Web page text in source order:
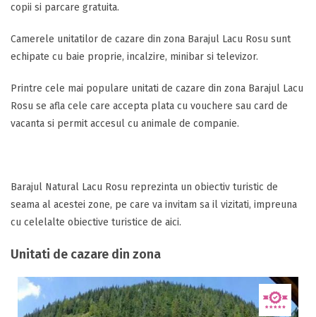
copii si parcare gratuita.
Camerele unitatilor de cazare din zona Barajul Lacu Rosu sunt
echipate cu baie proprie, incalzire, minibar si televizor.
Printre cele mai populare unitati de cazare din zona Barajul Lacu
Rosu se afla cele care accepta plata cu vouchere sau card de
vacanta si permit accesul cu animale de companie.
Barajul Natural Lacu Rosu reprezinta un obiectiv turistic de
seama al acestei zone, pe care va invitam sa il vizitati, impreuna
cu celelalte obiective turistice de aici.
Unitati de cazare din zona